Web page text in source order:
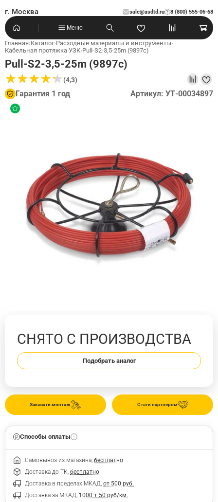
г. Москва sale@asdtd.ru 8 (800) 555-06-68
?
Меню
Главная›Каталог›Расходные материалы и инструменты›
Кабельная протяжка УЗК›Pull-S2-3,5-25m (9897c)
Pull-S2-3,5-25m (9897c)
★★★★★
★★★★★(4,3)
Гарантия 1 год Артикул: УТ-00034897
Стать партнером
Заказать монтаж
СНЯТО С ПРОИЗВОДСТВА
Подобрать аналог
Способы оплаты
Самовывоз из магазина, бесплатно
Доставка до ТК, бесплатно
Доставка в пределах МКАД, от 500 руб.
Доставка за МКАД, 1000 + 50 руб/км.